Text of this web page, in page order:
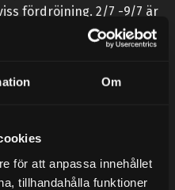
Om
för att anpassa innehållet
tillhandahålla funktioner
fördröjning. 2/7 -9/7 är